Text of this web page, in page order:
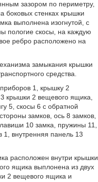
зазором по периметру,
боковых стенках крышки
выполнена изогнутой, с
пологие скосы, на каждую
ребро расположено на
замыкания крышки
средства.
1, крышку 2
крышки 2 вещевого ящика,
5, скосы 6 с обратной
замков, ось 8 замков,
10 замка, пружины 11,
1, внутренняя панель 13
расположен внутри крышки
ящика выплонена из двух
2 вещевого ящика и